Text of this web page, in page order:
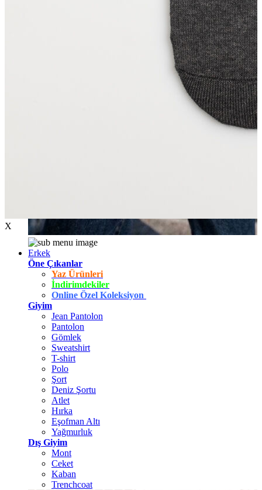
Erkek
Öne Çıkanlar
Yaz Ürünleri
İndirimdekiler
Online Özel Koleksiyon
Giyim
Jean Pantolon
Pantolon
Gömlek
Sweatshirt
T-shirt
Polo
Şort
Deniz Şortu
Atlet
Hırka
Eşofman Altı
Yağmurluk
Dış Giyim
Mont
Ceket
Kaban
Trenchcoat
X